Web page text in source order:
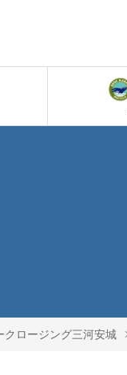
クロージング三河安城